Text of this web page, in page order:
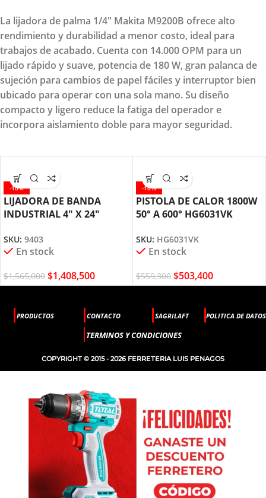
La lijadora de palma 1/4" Makita M9200B ofrece alto
rendimiento y durabilidad a menor costo, ideal para
trabajos de acabado. Cuenta con 14.000 OPM para un
lijado rápido y suave, potencia de 180 W, gran palanca de
sujeción para cambios de papel fáciles y interruptor bien
ubicado para operar con una sola mano. Su diseño
compacto y ligero reduce la fatiga del operador e
incorpora aislamiento doble para mayor seguridad.
-10%
LIJADORA DE BANDA
INDUSTRIAL 4″ X 24″
SKU: 9403
En stock
$1,565,000 $1,408,500
-10%
PISTOLA DE CALOR 1800W
50° A 600° HG6031VK
SKU: HG6031VK
En stock
$559,300 $503,400
PRODUCTOS CONTACTO SAGRILAFT POLITICA DE DATOS
TERMINOS Y CONDICIONES
COPYRIGHT © 2015 - 2026 FERRETERIA LUIS PENAGOS